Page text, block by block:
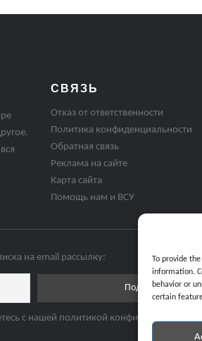
To provide
information.
behavior or
certain
СВЯЗЬ
Отказ от ответственности
Политика конфиденциальности
Обратная связь
Реклама на сайте
Карта сайта
Помощь нам и ВСУ
на email рассылку:
с нашей политикой конфиденциальности